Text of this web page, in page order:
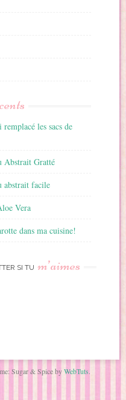
les sacs de
Abstrait Gratté
abstrait facile
Vera
dans ma cuisine!
SI TU m’aimes
Sugar & Spice byWebTuts.